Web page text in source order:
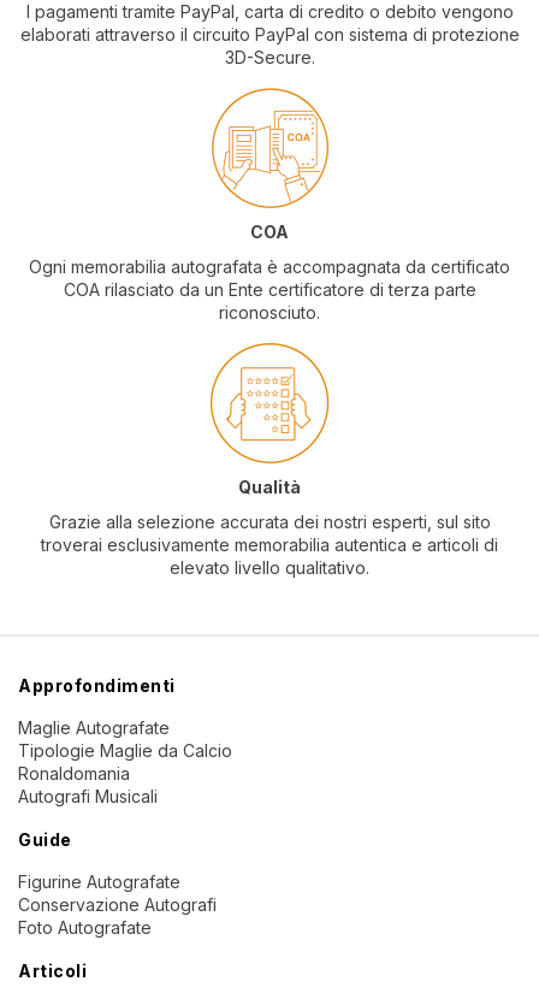
I pagamenti tramite PayPal, carta di credito o debito vengono
elaborati attraverso il circuito PayPal con sistema di protezione
3D-Secure.
COA
Ogni memorabilia autografata è accompagnata da certificato
COA rilasciato da un Ente certificatore di terza parte
riconosciuto.
Qualità
Grazie alla selezione accurata dei nostri esperti, sul sito
troverai esclusivamente memorabilia autentica e articoli di
elevato livello qualitativo.
Approfondimenti
Maglie Autografate
Tipologie Maglie da Calcio
Ronaldomania
Autografi Musicali
Guide
Figurine Autografate
Conservazione Autografi
Foto Autografate
Articoli